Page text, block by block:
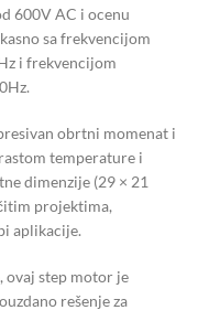
600V AC i ocenu
sa frekvencijom
i frekvencijom
obrtni momenat i
temperature i
dimenzije (29 × 21
projektima,
aplikacije.
ovaj step motor je
rešenje za